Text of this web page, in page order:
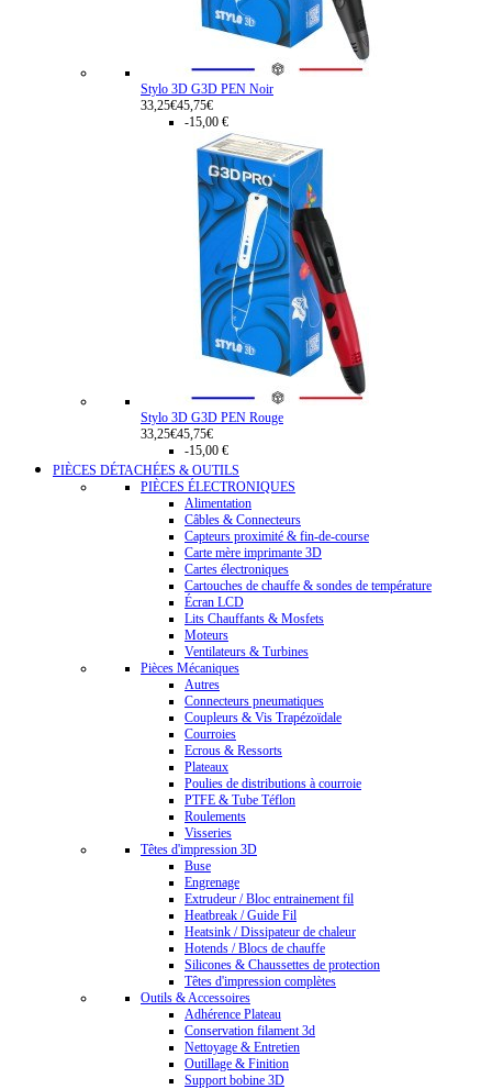
Stylo 3D G3D PEN Noir
33,25€45,75€
-15,00 €
Stylo 3D G3D PEN Rouge
33,25€45,75€
-15,00 €
PIÈCES DÉTACHÉES & OUTILS
PIÈCES ÉLECTRONIQUES
Alimentation
Câbles & Connecteurs
Capteurs proximité & fin-de-course
Carte mère imprimante 3D
Cartes électroniques
Cartouches de chauffe & sondes de température
Écran LCD
Lits Chauffants & Mosfets
Moteurs
Ventilateurs & Turbines
Pièces Mécaniques
Autres
Connecteurs pneumatiques
Coupleurs & Vis Trapézoïdale
Courroies
Ecrous & Ressorts
Plateaux
Poulies de distributions à courroie
PTFE & Tube Téflon
Roulements
Visseries
Têtes d'impression 3D
Buse
Engrenage
Extrudeur / Bloc entrainement fil
Heatbreak / Guide Fil
Heatsink / Dissipateur de chaleur
Hotends / Blocs de chauffe
Silicones & Chaussettes de protection
Têtes d'impression complètes
Outils & Accessoires
Adhérence Plateau
Conservation filament 3d
Nettoyage & Entretien
Outillage & Finition
Support bobine 3D